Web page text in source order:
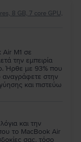
8 GB, 7 core GPU,
Air M1 σε
την εμπειρία
Ήρθε με 93% που
στην
και πιστεύω
και την
το MacBook Air
σας, τόσο